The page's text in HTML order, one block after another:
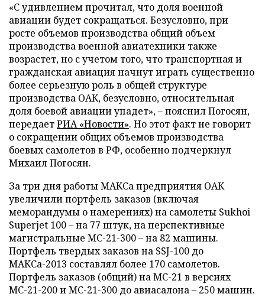
«С удивлением прочитал, что доля военной
авиации будет сокращаться. Безусловно, при
росте объемов производства общий объем
производства военной авиатехники также
возрастет, но с учетом того, что транспортная и
гражданская авиация начнут играть существенно
более серьезную роль в общей структуре
производства ОАК, безусловно, относительная
доля боевой авиации упадет», – пояснил Погосян,
передаетРИА «Новости». Но этот факт не говорит
о сокращении общих объемов производства
боевых самолетов в РФ, особенно подчеркнул
Михаил Погосян.
За три дня работы МАКСа предприятия ОАК
увеличили портфель заказов (включая
меморандумы о намерениях) на самолеты Sukhoi
Superjet 100 – на 77 штук, на перспективные
магистральные МС-21-300 – на 82 машины.
Портфель твердых заказов на SSJ-100 до
МАКСа-2013 составлял более 170 самолетов.
Портфель заказов (общий) на МС-21 в версиях
МС-21-200 и МС-21-300 до авиасалона – 250 машин.